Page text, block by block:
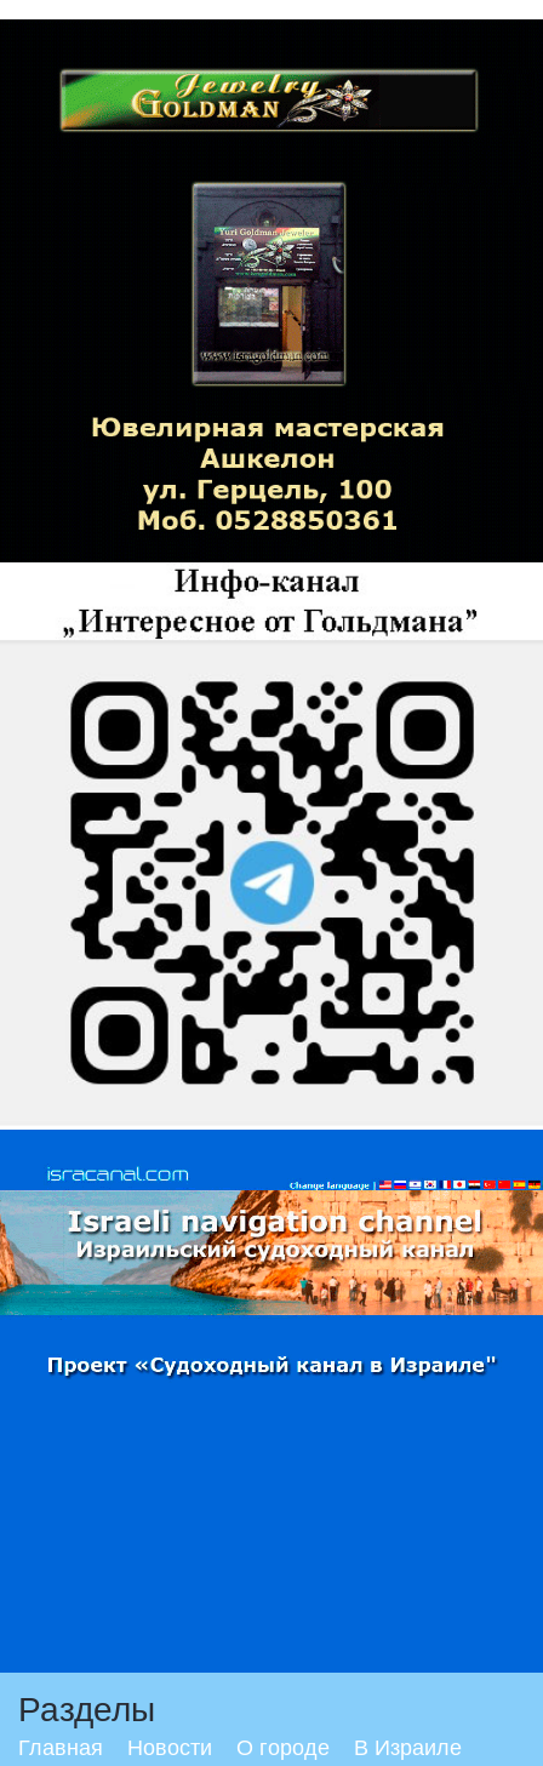
Разделы
Главная Новости О городе В Израиле